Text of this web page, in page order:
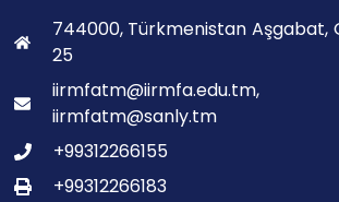
744000, Türkmenistan Aşgabat,
25
iirmfatm@iirmfa.edu.tm,
iirmfatm@sanly.tm
+99312266155
+99312266183